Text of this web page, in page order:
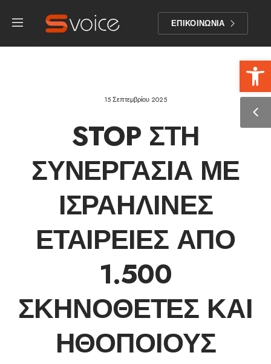
ΕΠΙΚΟΙΝΩΝΙΑ
15 Σεπτεμβρίου 2025
STOP ΣΤΗ
ΣΥΝΕΡΓΑΣΊΑ ΜΕ
ΙΣΡΑΗΛΙΝΈΣ
ΕΤΑΙΡΕΊΕΣ ΑΠΌ
1.500
ΣΚΗΝΟΘΈΤΕΣ ΚΑΙ
ΗΘΟΠΟΙΟΎΣ